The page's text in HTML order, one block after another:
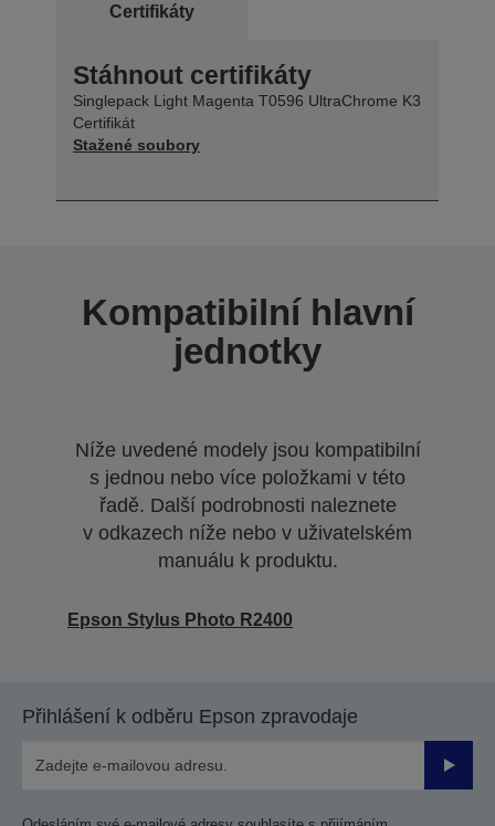
Certifikáty
Stáhnout certifikáty
Singlepack Light Magenta T0596 UltraChrome K3
Certifikát
Stažené soubory
Kompatibilní hlavní
jednotky
Níže uvedené modely jsou kompatibilní
s jednou nebo více položkami v této
řadě. Další podrobnosti naleznete
v odkazech níže nebo v uživatelském
manuálu k produktu.
Epson Stylus Photo R2400
Přihlášení k odběru Epson zpravodaje